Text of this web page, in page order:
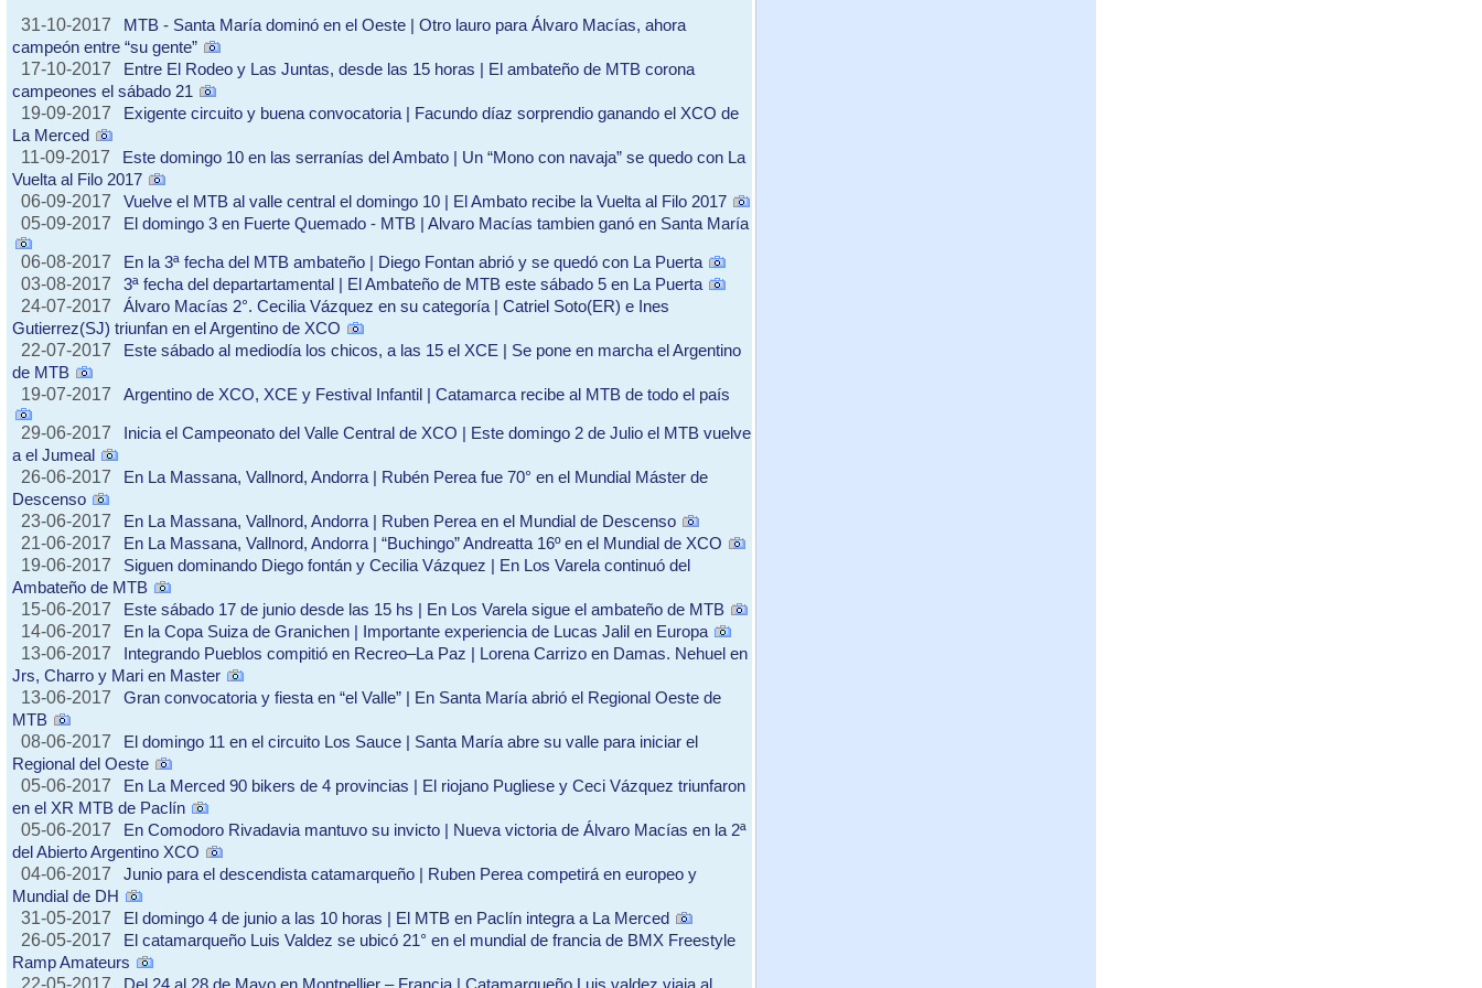
31-10-2017
MTB - Santa María dominó en el Oeste | Otro lauro para Álvaro Macías, ahora
campeón entre “su gente”
17-10-2017
Entre El Rodeo y Las Juntas, desde las 15 horas | El ambateño de MTB corona
campeones el sábado 21
19-09-2017
Exigente circuito y buena convocatoria | Facundo díaz sorprendio ganando el XCO de
La Merced
11-09-2017
Este domingo 10 en las serranías del Ambato | Un “Mono con navaja” se quedo con La
Vuelta al Filo 2017
06-09-2017
Vuelve el MTB al valle central el domingo 10 | El Ambato recibe la Vuelta al Filo 2017
05-09-2017
El domingo 3 en Fuerte Quemado - MTB | Alvaro Macías tambien ganó en Santa María
06-08-2017
En la 3ª fecha del MTB ambateño | Diego Fontan abrió y se quedó con La Puerta
03-08-2017
3ª fecha del departartamental | El Ambateño de MTB este sábado 5 en La Puerta
24-07-2017
Álvaro Macías 2°. Cecilia Vázquez en su categoría | Catriel Soto(ER) e Ines
Gutierrez(SJ) triunfan en el Argentino de XCO
22-07-2017
Este sábado al mediodía los chicos, a las 15 el XCE | Se pone en marcha el Argentino
de MTB
19-07-2017
Argentino de XCO, XCE y Festival Infantil | Catamarca recibe al MTB de todo el país
29-06-2017
Inicia el Campeonato del Valle Central de XCO | Este domingo 2 de Julio el MTB vuelve
a el Jumeal
26-06-2017
En La Massana, Vallnord, Andorra | Rubén Perea fue 70° en el Mundial Máster de
Descenso
23-06-2017
En La Massana, Vallnord, Andorra | Ruben Perea en el Mundial de Descenso
21-06-2017
En La Massana, Vallnord, Andorra | “Buchingo” Andreatta 16º en el Mundial de XCO
19-06-2017
Siguen dominando Diego fontán y Cecilia Vázquez | En Los Varela continuó del
Ambateño de MTB
15-06-2017
Este sábado 17 de junio desde las 15 hs | En Los Varela sigue el ambateño de MTB
14-06-2017
En la Copa Suiza de Granichen | Importante experiencia de Lucas Jalil en Europa
13-06-2017
Integrando Pueblos compitió en Recreo–La Paz | Lorena Carrizo en Damas. Nehuel en
Jrs, Charro y Mari en Master
13-06-2017
Gran convocatoria y fiesta en “el Valle” | En Santa María abrió el Regional Oeste de
MTB
08-06-2017
El domingo 11 en el circuito Los Sauce | Santa María abre su valle para iniciar el
Regional del Oeste
05-06-2017
En La Merced 90 bikers de 4 provincias | El riojano Pugliese y Ceci Vázquez triunfaron
en el XR MTB de Paclín
05-06-2017
En Comodoro Rivadavia mantuvo su invicto | Nueva victoria de Álvaro Macías en la 2ª
del Abierto Argentino XCO
04-06-2017
Junio para el descendista catamarqueño | Ruben Perea competirá en europeo y
Mundial de DH
31-05-2017
El domingo 4 de junio a las 10 horas | El MTB en Paclín integra a La Merced
26-05-2017
El catamarqueño Luis Valdez se ubicó 21° en el mundial de francia de BMX Freestyle
Ramp Amateurs